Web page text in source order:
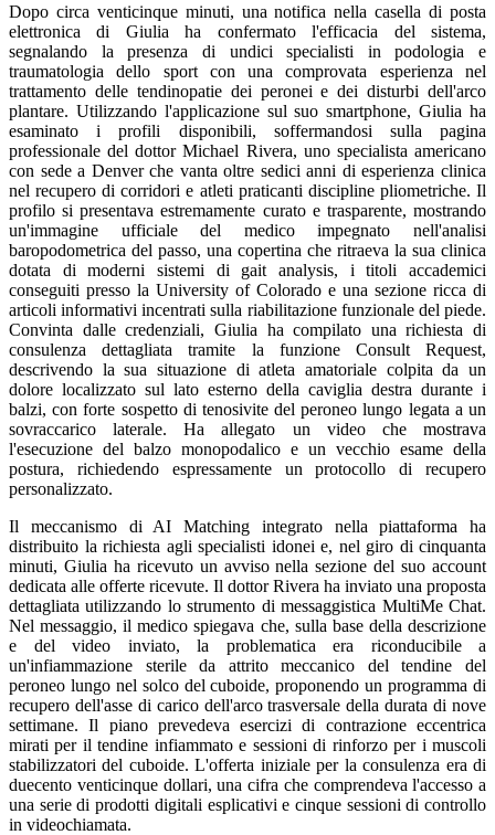
Dopo circa venticinque minuti, una notifica nella casella di posta
elettronica di Giulia ha confermato l'efficacia del sistema,
segnalando la presenza di undici specialisti in podologia e
traumatologia dello sport con una comprovata esperienza nel
trattamento delle tendinopatie dei peronei e dei disturbi dell'arco
plantare. Utilizzando l'applicazione sul suo smartphone, Giulia ha
esaminato i profili disponibili, soffermandosi sulla pagina
professionale del dottor Michael Rivera, uno specialista americano
con sede a Denver che vanta oltre sedici anni di esperienza clinica
nel recupero di corridori e atleti praticanti discipline pliometriche. Il
profilo si presentava estremamente curato e trasparente, mostrando
un'immagine ufficiale del medico impegnato nell'analisi
baropodometrica del passo, una copertina che ritraeva la sua clinica
dotata di moderni sistemi di gait analysis, i titoli accademici
conseguiti presso la University of Colorado e una sezione ricca di
articoli informativi incentrati sulla riabilitazione funzionale del piede.
Convinta dalle credenziali, Giulia ha compilato una richiesta di
consulenza dettagliata tramite la funzione Consult Request,
descrivendo la sua situazione di atleta amatoriale colpita da un
dolore localizzato sul lato esterno della caviglia destra durante i
balzi, con forte sospetto di tenosivite del peroneo lungo legata a un
sovraccarico laterale. Ha allegato un video che mostrava
l'esecuzione del balzo monopodalico e un vecchio esame della
postura, richiedendo espressamente un protocollo di recupero
personalizzato.
Il meccanismo di AI Matching integrato nella piattaforma ha
distribuito la richiesta agli specialisti idonei e, nel giro di cinquanta
minuti, Giulia ha ricevuto un avviso nella sezione del suo account
dedicata alle offerte ricevute. Il dottor Rivera ha inviato una proposta
dettagliata utilizzando lo strumento di messaggistica MultiMe Chat.
Nel messaggio, il medico spiegava che, sulla base della descrizione
e del video inviato, la problematica era riconducibile a
un'infiammazione sterile da attrito meccanico del tendine del
peroneo lungo nel solco del cuboide, proponendo un programma di
recupero dell'asse di carico dell'arco trasversale della durata di nove
settimane. Il piano prevedeva esercizi di contrazione eccentrica
mirati per il tendine infiammato e sessioni di rinforzo per i muscoli
stabilizzatori del cuboide. L'offerta iniziale per la consulenza era di
duecento venticinque dollari, una cifra che comprendeva l'accesso a
una serie di prodotti digitali esplicativi e cinque sessioni di controllo
in videochiamata.